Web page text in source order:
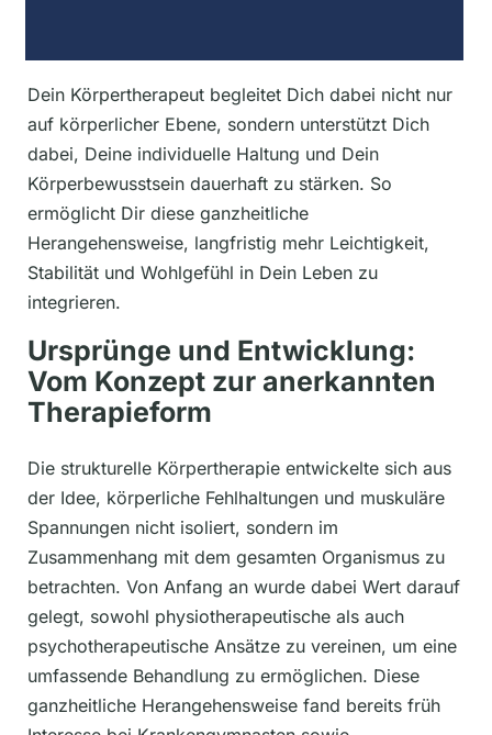
Dein Körpertherapeut begleitet Dich dabei nicht nur
auf körperlicher Ebene, sondern unterstützt Dich
dabei, Deine individuelle Haltung und Dein
Körperbewusstsein dauerhaft zu stärken. So
ermöglicht Dir diese ganzheitliche
Herangehensweise, langfristig mehr Leichtigkeit,
Stabilität und Wohlgefühl in Dein Leben zu
integrieren.
Ursprünge und Entwicklung:
Vom Konzept zur anerkannten
Therapieform
Die strukturelle Körpertherapie entwickelte sich aus
der Idee, körperliche Fehlhaltungen und muskuläre
Spannungen nicht isoliert, sondern im
Zusammenhang mit dem gesamten Organismus zu
betrachten. Von Anfang an wurde dabei Wert darauf
gelegt, sowohl physiotherapeutische als auch
psychotherapeutische Ansätze zu vereinen, um eine
umfassende Behandlung zu ermöglichen. Diese
ganzheitliche Herangehensweise fand bereits früh